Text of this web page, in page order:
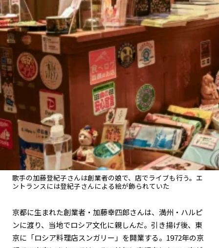
歌手の加藤登紀子さんは創業者の娘で、店でライブも行う。エ
ントランスには登紀子さんによる絵が飾られていた
京都に生まれた創業者・加藤幸四郎さんは、満州・ハルピ
ンに渡り、当地でロシア文化に親しんだ。引き揚げ後、東
京に「ロシア料理店スンガリー」を開業する。1972年の京